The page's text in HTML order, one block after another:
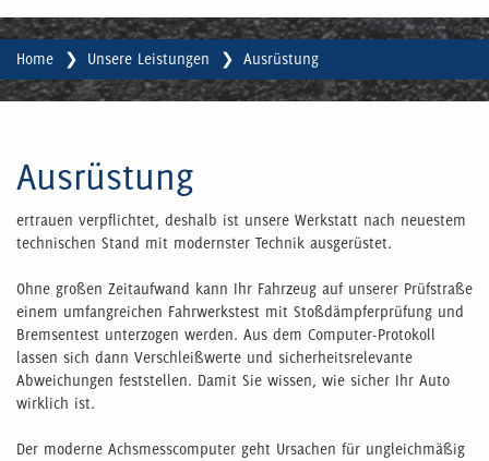
Home Unsere Leistungen Ausrüstung
Ausrüstung
ertrauen verpflichtet, deshalb ist unsere Werkstatt nach neuestem
technischen Stand mit modernster Technik ausgerüstet.
Ohne großen Zeitaufwand kann Ihr Fahrzeug auf unserer Prüfstraße
einem umfangreichen Fahrwerkstest mit Stoßdämpferprüfung und
Bremsentest unterzogen werden. Aus dem Computer-Protokoll
lassen sich dann Verschleißwerte und sicherheitsrelevante
Abweichungen feststellen. Damit Sie wissen, wie sicher Ihr Auto
wirklich ist.
Der moderne Achsmesscomputer geht Ursachen für ungleichmäßig